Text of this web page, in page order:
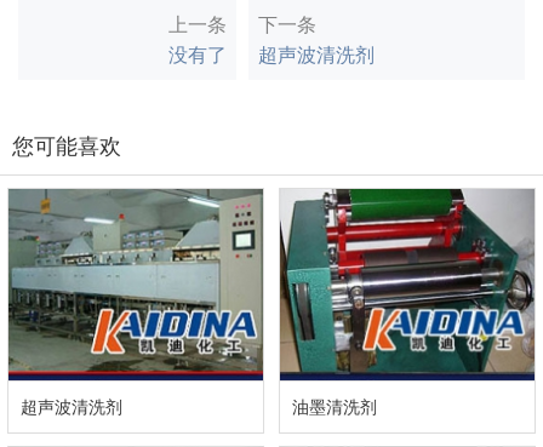
上一条
没有了
下一条
超声波清洗剂
您可能喜欢
超声波清洗剂 油墨清洗剂